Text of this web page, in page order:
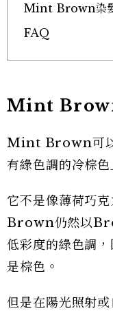
Mint Brown染
FAQ
Mint Brown
Mint Brown可
有綠色調的冷棕色
它不是像薄荷巧
Brown仍然以
低彩度的綠色調
是棕色。
但是在陽光照射